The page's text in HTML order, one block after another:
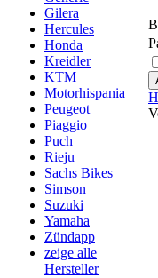
Gilera
Hercules
Honda
Kreidler
KTM
Motorhispania
Peugeot
Piaggio
Puch
Rieju
Sachs Bikes
Simson
Suzuki
Yamaha
Zündapp
zeige alle
Hersteller